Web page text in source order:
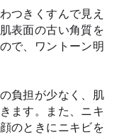
つきくすんで見え
表面の古い角質を
で、ワントーン明
負担が少なく、肌
ます。また、ニキ
のときにニキビを